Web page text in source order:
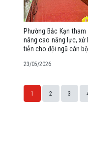
Phường Bắc Kạn
nâng cao năng lực, xử
tiễn cho đội ngũ cán
23/05/2026
1 2 3